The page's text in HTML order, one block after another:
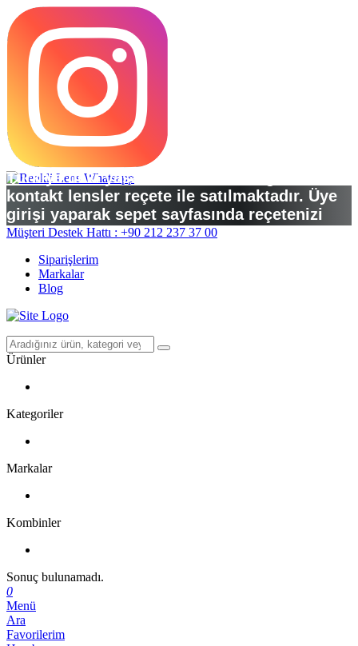
Türkiye’deki yasal düzenlemelere göre
kontakt lensler reçete ile satılmaktadır. Üye
girişi yaparak sepet sayfasında reçetenizi
yükleyebilirsiniz.
Müşteri Destek Hattı : +90 212 237 37 00
Siparişlerim
Markalar
Blog
Ürünler
Kategoriler
Markalar
Kombinler
Sonuç bulunamadı.
0
Menü
Ara
Favorilerim